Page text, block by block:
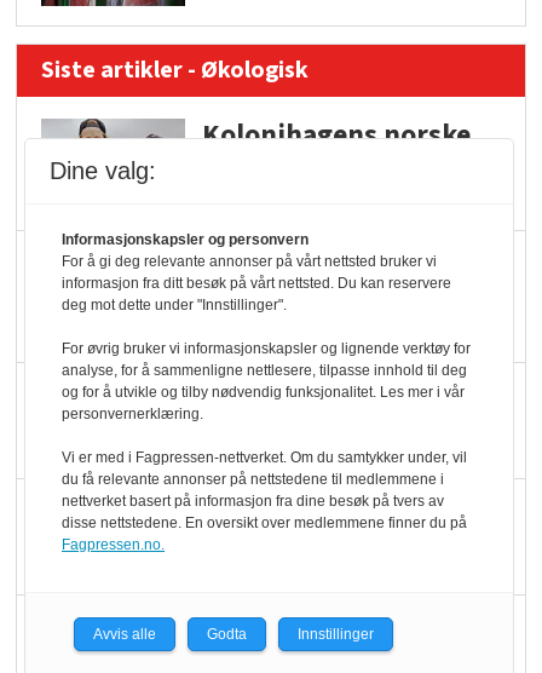
Siste artikler - Økologisk
Kolonihagens norske
Marit Kolby vant
Økologisk Norge sin
hederspris
Blir enklere å velge
økologisk i butikkhylla
Kolonihagen sliter
Rapport: Økokundene
Dine valg:
Informasjonskapsler og personvern
For å gi deg relevante annonser på vårt nettsted bruker vi
informasjon fra ditt besøk på vårt nettsted. Du kan reservere
deg mot dette under "Innstillinger".
For øvrig bruker vi informasjonskapsler og lignende verktøy for
analyse, for å sammenligne nettlesere, tilpasse innhold til deg
og for å utvikle og tilby nødvendig funksjonalitet. Les mer i vår
personvernerklæring.
Vi er med i Fagpressen-nettverket. Om du samtykker under, vil
du få relevante annonser på nettstedene til medlemmene i
nettverket basert på informasjon fra dine besøk på tvers av
disse nettstedene. En oversikt over medlemmene finner du på
Fagpressen.no.
Avvis alle Godta Innstillinger